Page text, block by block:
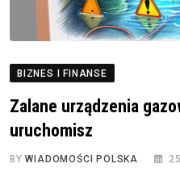
BIZNES I FINANSE
Zalane urządzenia
uruchomisz
BYWIADOMOŚCI POLSKA